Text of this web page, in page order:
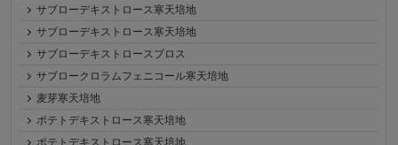
サブローデキストロース寒天培地
サブローデキストロース寒天培地
サブローデキストロースブロス
サブロークロラムフェニコール寒天培地
麦芽寒天培地
ポテトデキストロース寒天培地
ポテトデキストロース寒天培地